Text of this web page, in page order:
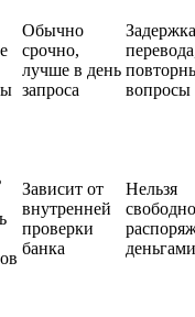
Обычно
срочно,
лучше в день
запроса
Задержка
вопросы
Зависит от
внутренней
проверки
банка
Нельзя
свободно
деньгами